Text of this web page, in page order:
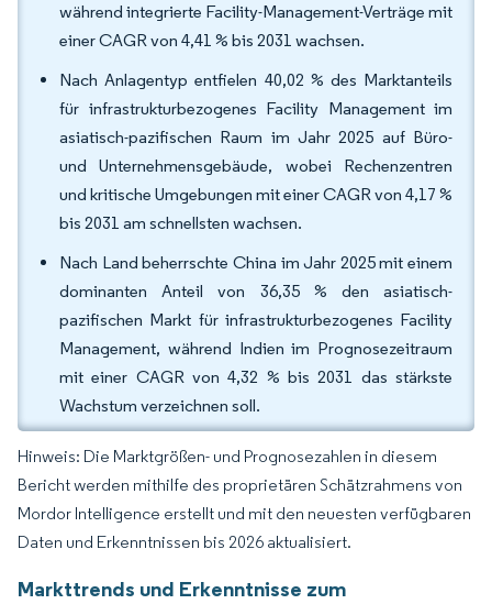
während integrierte Facility-Management-Verträge mit
einer CAGR von 4,41 % bis 2031 wachsen.
Nach Anlagentyp entfielen 40,02 % des Marktanteils
für infrastrukturbezogenes Facility Management im
asiatisch-pazifischen Raum im Jahr 2025 auf Büro-
und Unternehmensgebäude, wobei Rechenzentren
und kritische Umgebungen mit einer CAGR von 4,17 %
bis 2031 am schnellsten wachsen.
Nach Land beherrschte China im Jahr 2025 mit einem
dominanten Anteil von 36,35 % den asiatisch-
pazifischen Markt für infrastrukturbezogenes Facility
Management, während Indien im Prognosezeitraum
mit einer CAGR von 4,32 % bis 2031 das stärkste
Wachstum verzeichnen soll.
Hinweis: Die Marktgrößen- und Prognosezahlen in diesem
Bericht werden mithilfe des proprietären Schätzrahmens von
Mordor Intelligence erstellt und mit den neuesten verfügbaren
Daten und Erkenntnissen bis 2026 aktualisiert.
Markttrends und Erkenntnisse zum